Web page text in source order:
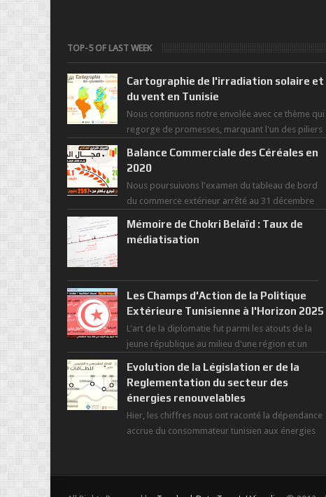
TOP-5 OF LAST WEEK
Cartographie de l'irradiation solaire et
du vent en Tunisie
Nous continuons notre envolée avec ce thème qui
regorge de promesses, marquant l'un des piliers
Balance Commerciale des Céréales en
2020
Nous poursuivons l'examen du tableau de bord
du commerce extérieur arrêté au 31 décembre
man...
Mémoire de Chokri Belaïd : Taux de
médiatisation
Les Champs d'Action de la Politique
Extérieure Tunisienne à l'Horizon 2025
L'art de la diplomatie fut parmi les atouts de la
jeune république au milieu d'une région et un
Evolution de la Législation er de la
Reglementation du secteur des
énergies renouvelables
Hier, les chiffres nous ont raconté la dépendance
accrue du consommateur tunisien aux énergies